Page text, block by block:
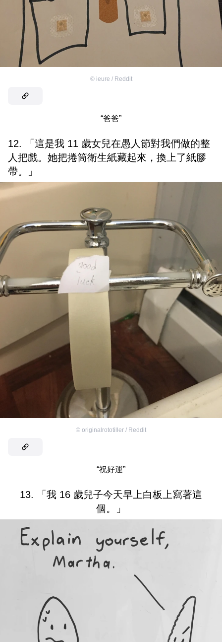
© ieure / Reddit
“爸爸”
12. 「這是我 11 歲女兒在愚人節對我們做的整
人把戲。她把捲筒衛生紙藏起來，換上了紙膠
帶。」
© originalrototiller / Reddit
“祝好運”
13. 「我 16 歲兒子今天早上白板上寫著這
個。」